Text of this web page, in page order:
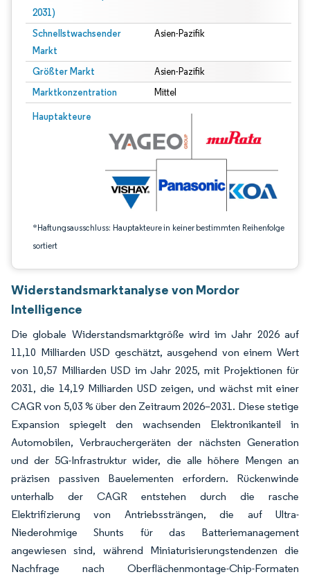
2031)
Schnellstwachsender
Markt
Asien-Pazifik
Größter Markt Asien-Pazifik
Marktkonzentration Mittel
Hauptakteure
*Haftungsausschluss: Hauptakteure in keiner bestimmten Reihenfolge
sortiert
Bild © Mordor Intelligence. Wiederverwendung erfordert Namensnennung
Widerstandsmarktanalyse von Mordor
Intelligence
Die globale Widerstandsmarktgröße wird im Jahr 2026 auf
11,10 Milliarden USD geschätzt, ausgehend von einem Wert
von 10,57 Milliarden USD im Jahr 2025, mit Projektionen für
2031, die 14,19 Milliarden USD zeigen, und wächst mit einer
CAGR von 5,03 % über den Zeitraum 2026–2031. Diese stetige
Expansion spiegelt den wachsenden Elektronikanteil in
Automobilen, Verbrauchergeräten der nächsten Generation
und der 5G-Infrastruktur wider, die alle höhere Mengen an
präzisen passiven Bauelementen erfordern. Rückenwinde
unterhalb der CAGR entstehen durch die rasche
Elektrifizierung von Antriebssträngen, die auf Ultra-
Niederohmige Shunts für das Batteriemanagement
angewiesen sind, während Miniaturisierungstendenzen die
Nachfrage nach Oberflächenmontage-Chip-Formaten